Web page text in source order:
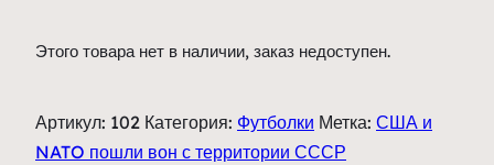
Этого товара нет в наличии, заказ недоступен.
Артикул: 102 Категория: Футболки Метка: США и
NATO пошли вон с территории СССР